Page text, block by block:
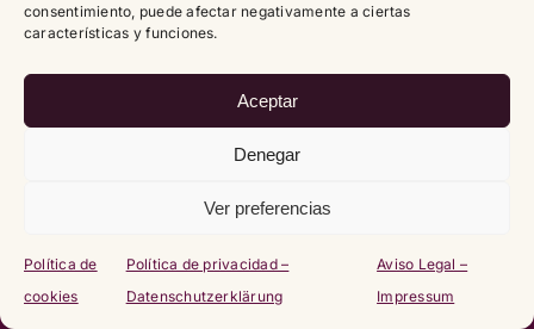
consentimiento, puede afectar negativamente a ciertas
características y funciones.
Aceptar
Denegar
Ver preferencias
Política de
cookies
Política de privacidad –
Datenschutzerklärung
Aviso Legal –
Impressum
Copyright2026 |Política de cookies (UE)